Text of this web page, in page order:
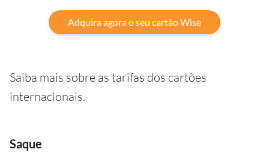
Adquira agora o seu cartão Wise
Saiba mais sobre as tarifas dos cartões
internacionais.
Saque